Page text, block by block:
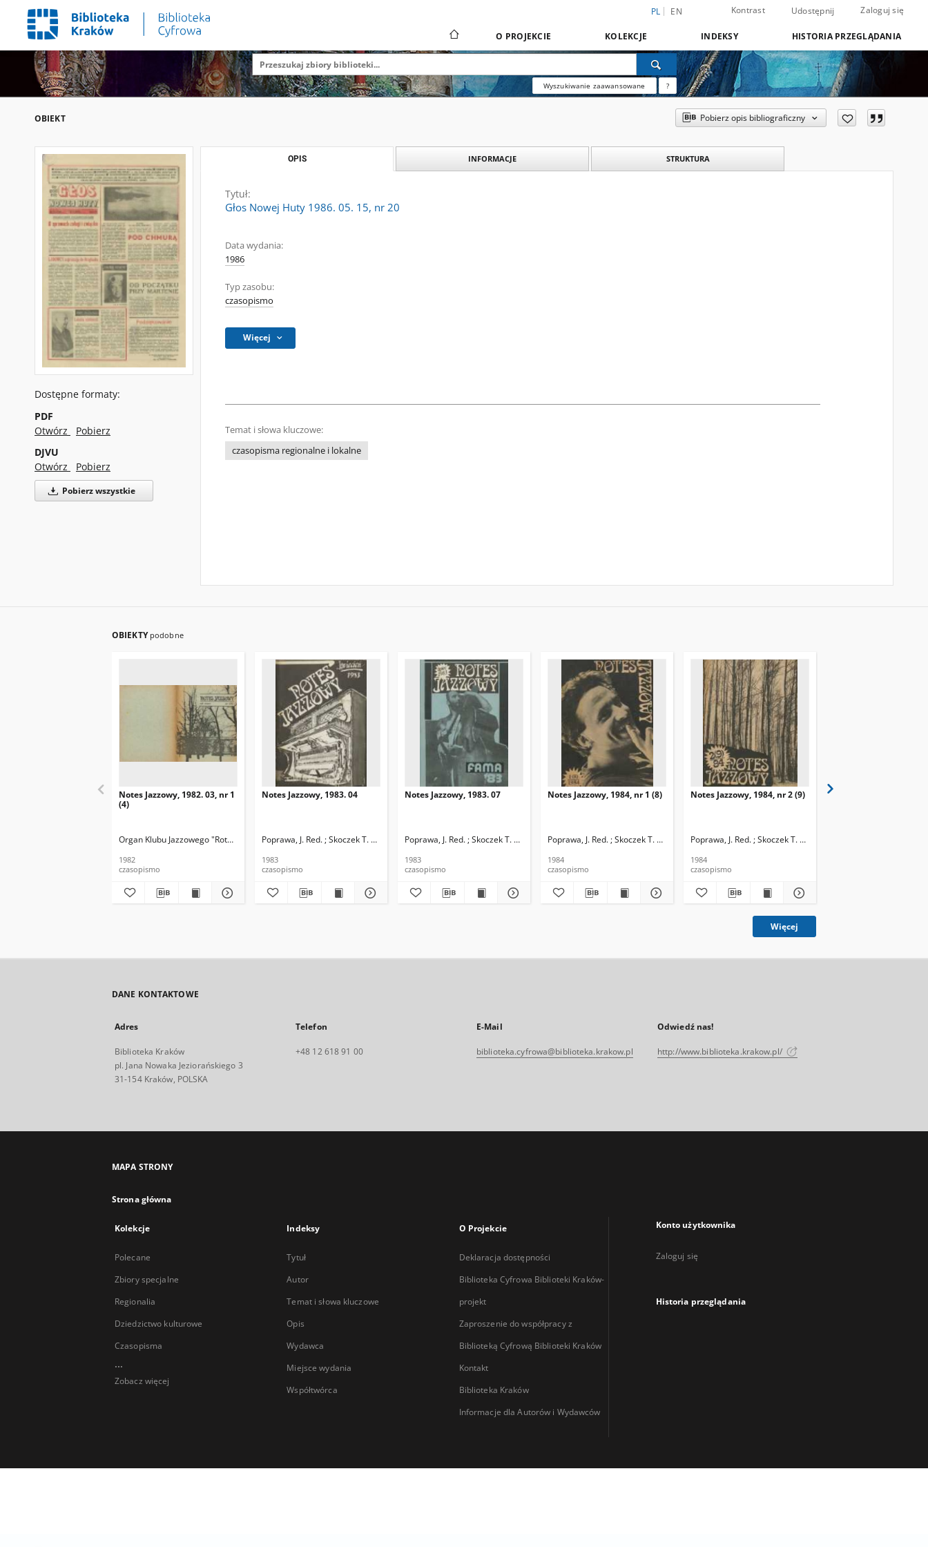
PL EN Kontrast Udostępnij Zaloguj się
O PROJEKCIE KOLEKCJE INDEKSY HISTORIA PRZEGLĄDANIA
Wyszukiwanie zaawansowane ?
OBIEKT Pobierz opis bibliograficzny
Dostępne formaty:
PDF
Otwórz
Pobierz
DJVU
Otwórz
Pobierz
Pobierz wszystkie
OPIS INFORMACJE STRUKTURA
Tytuł:
Głos Nowej Huty 1986. 05. 15, nr 20
Data wydania:
1986
Typ zasobu:
czasopismo
Więcej
Temat i słowa kluczowe:
czasopisma regionalne i lokalne
OBIEKTY podobne
Notes Jazzowy, 1982. 03, nr 1
(4)
Organ Klubu Jazzowego "Rotunda" Skoczek, T. Red.
1982
czasopismo
Notes Jazzowy, 1983. 04
Poprawa, J. Red. ; Skoczek T. Red.
1983
czasopismo
Notes Jazzowy, 1983. 07
Poprawa, J. Red. ; Skoczek T. Red.
1983
czasopismo
Notes Jazzowy, 1984, nr 1 (8)
Poprawa, J. Red. ; Skoczek T. Red.
1984
czasopismo
Notes Jazzowy, 1984, nr 2 (9)
Poprawa, J. Red. ; Skoczek T. Red.
1984
czasopismo
Więcej
DANE KONTAKTOWE
Adres
Biblioteka Kraków
pl. Jana Nowaka Jeziorańskiego 3
31-154 Kraków, POLSKA
Telefon
+48 12 618 91 00
E-Mail
biblioteka.cyfrowa@biblioteka.krakow.pl
Odwiedź nas!
http://www.biblioteka.krakow.pl/
MAPA STRONY
Strona główna
Kolekcje
Polecane
Zbiory specjalne
Regionalia
Dziedzictwo kulturowe
Czasopisma
...
Zobacz więcej
Indeksy
Tytuł
Autor
Temat i słowa kluczowe
Opis
Wydawca
Miejsce wydania
Współtwórca
O Projekcie
Deklaracja dostępności
Biblioteka Cyfrowa Biblioteki Kraków-
projekt
Zaproszenie do współpracy z
Biblioteką Cyfrową Biblioteki Kraków
Kontakt
Biblioteka Kraków
Informacje dla Autorów i Wydawców
Konto użytkownika
Zaloguj się
Historia przeglądania